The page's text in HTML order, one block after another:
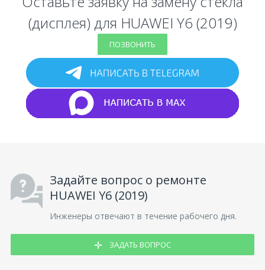
(дисплея) для HUAWEI Y6 (2019)
ПОЗВОНИТЬ
Задайте вопрос о ремонте
HUAWEI Y6 (2019)
Инженеры отвечают в течение рабочего дня.
ЗАДАТЬ ВОПРОС